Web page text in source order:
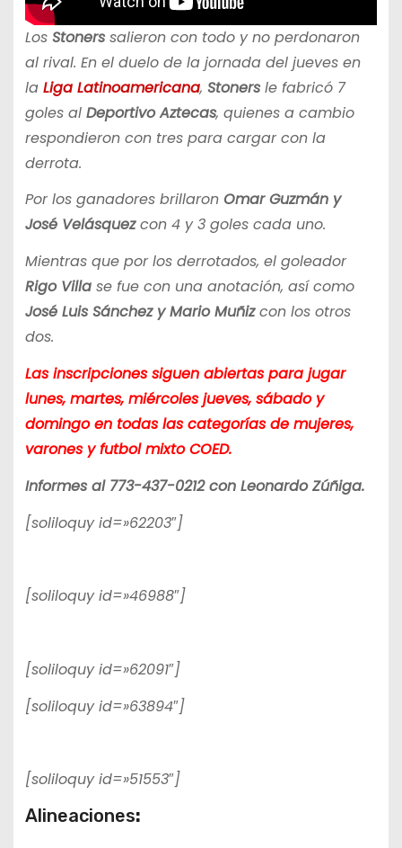
Los Stonerssalieron con todo y no perdonaron
al rival. En el duelo de la jornada del jueves en
la Liga Latinoamericana, Stonersle fabricó 7
goles al Deportivo Aztecas, quienes a cambio
respondieron con tres para cargar con la
derrota.
Por los ganadores brillaron Omar Guzmán y
José Velásquezcon 4 y 3 goles cada uno.
Mientras que por los derrotados, el goleador
Rigo Villase fue con una anotación, así como
José Luis Sánchez y Mario Muñizcon los otros
dos.
Las inscripciones siguen abiertas para jugar
lunes, martes, miércoles jueves, sábado y
domingo en todas las categorías de mujeres,
varones y futbol mixto COED.
Informes al 773-437-0212 con Leonardo Zúñiga.
[soliloquy id=»62203″]
[soliloquy id=»46988″]
[soliloquy id=»62091″]
[soliloquy id=»63894″]
[soliloquy id=»51553″]
Alineaciones: